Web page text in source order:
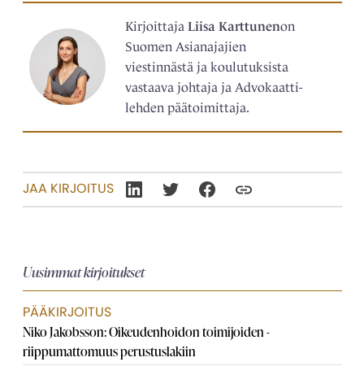
Kirjoittaja Liisa Karttunenon
Suomen Asianajajien
viestinnästä ja koulutuksista
vastaava johtaja ja Advokaatti-
lehden päätoimittaja.
JAA KIRJOITUS
Uusimmat kirjoitukset
PÄÄKIRJOITUS
Niko Jakobsson: Oikeudenhoidon toimijoiden ­
riippumattomuus perustuslakiin